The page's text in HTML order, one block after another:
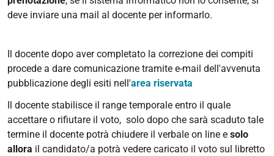
deve inviare una mail al docente per informarlo.
Il docente dopo aver completato la correzione dei compiti
procede a dare comunicazione tramite e-mail dell'avvenuta
pubblicazione degli esiti nell'area riservata
Il docente stabilisce il range temporale entro il quale
accettare o rifiutare il voto, solo dopo che sarà scaduto tale
termine il docente potrà chiudere il verbale on line e solo
allora il candidato/a potrà vedere caricato il voto sul libretto